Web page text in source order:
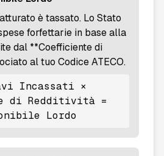
è tassato. Lo Stato
forfettarie in base alla
dal **Coefficiente di
al tuo Codice ATECO.
Incassati ×
di Redditività =
Lordo
FLAIA, come posso aiutarti?
a domande su FLATTAXER e sul
regime forfettario.